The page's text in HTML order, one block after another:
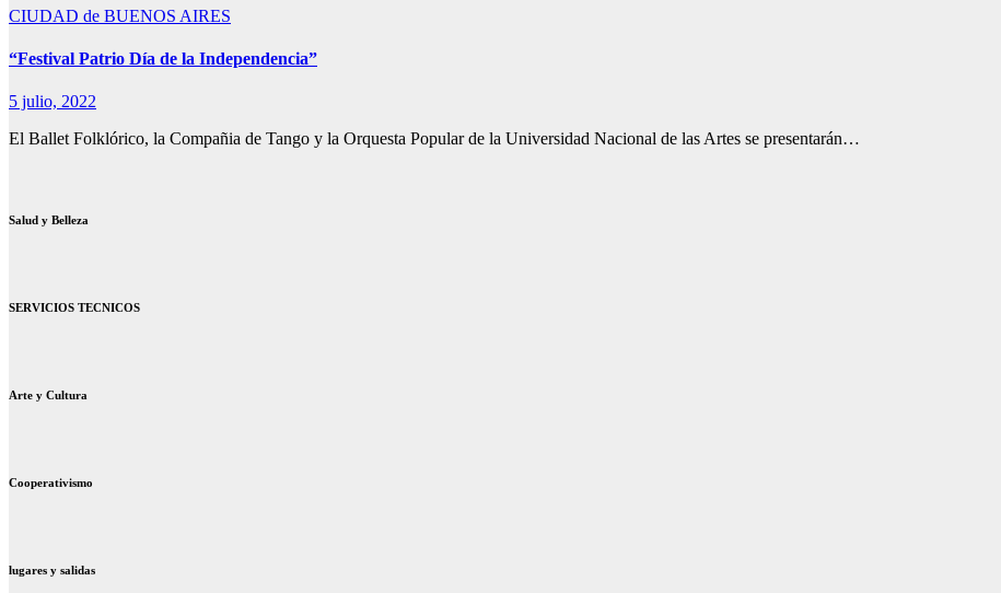
CIUDAD de BUENOS AIRES
“Festival Patrio Día de la Independencia”
5 julio, 2022
El Ballet Folklórico, la Compañia de Tango y la Orquesta Popular de la Universidad Nacional de las Artes se presentarán…
Salud y Belleza
SERVICIOS TECNICOS
Arte y Cultura
Cooperativismo
lugares y salidas